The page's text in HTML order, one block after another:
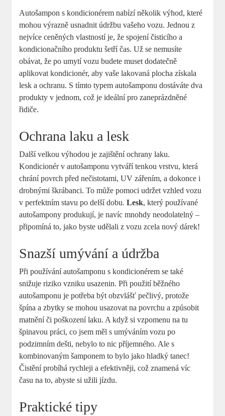
Autošampon s kondicionérem nabízí několik výhod, které
mohou výrazně usnadnit údržbu vašeho vozu. Jednou z
nejvíce ceněných vlastností je, že spojení čisticího a
kondicionačního produktu šetří čas. Už se nemusíte
obávat, že po umytí vozu budete muset dodatečně
aplikovat kondicionér, aby vaše lakovaná plocha získala
lesk a ochranu. S tímto typem autošamponu dostáváte dva
produkty v jednom, což je ideální pro zaneprázdněné
řidiče.
Ochrana laku a lesk
Další velkou výhodou je zajištění ochrany laku.
Kondicionér v autošamponu vytváří tenkou vrstvu, která
chrání povrch před nečistotami, UV zářením, a dokonce i
drobnými škrábanci. To může pomoci udržet vzhled vozu
v perfektním stavu po delší dobu.Lesk, který používané
autošampony produkují, je navíc mnohdy neodolatelný –
připomíná to, jako byste udělali z vozu zcela nový dárek!
Snazší umývání a údržba
Při používání autošamponu s kondicionérem se také
snižuje riziko vzniku usazenin. Při použití běžného
autošamponu je potřeba být obzvlášť pečlivý, protože
špína a zbytky se mohou usazovat na povrchu a způsobit
matnění či poškození laku. A když si vzpomenu na tu
špinavou práci, co jsem měl s umýváním vozu po
podzimním dešti, nebylo to nic příjemného. Ale s
kombinovaným šamponem to bylo jako hladký tanec!
Čistění probíhá rychleji a efektivněji, což znamená víc
času na to, abyste si užili jízdu.
Praktické tipy